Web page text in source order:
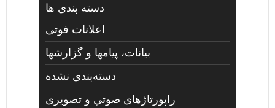
دسته بندی ها
اعلانات فوتی
بیانات، پیامها و گزارشها
دسته‌بندی نشده
راپورتاژهای صوتي و تصويری